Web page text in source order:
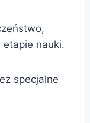
nauki.
specjalne